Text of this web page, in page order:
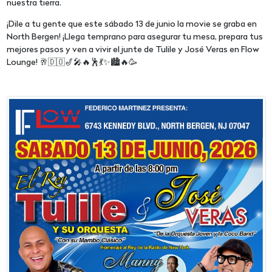
nuestra tierra.
¡Dile a tu gente que este sábado 13 de junio la movie se graba en
North Bergen! ¡Llega temprano para asegurar tu mesa, prepara tus
mejores pasos y ven a vivir el junte de Tulile y José Veras en Flow
Lounge! 🥂🇩🇴🎷🎤🔥🕺💃✨🏙️🔥🥳